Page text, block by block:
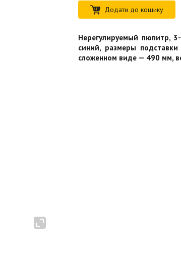
Додати до кошику
Нерегулируемый пюпитр,
синий, размеры
сложенном виде — 490 мм,